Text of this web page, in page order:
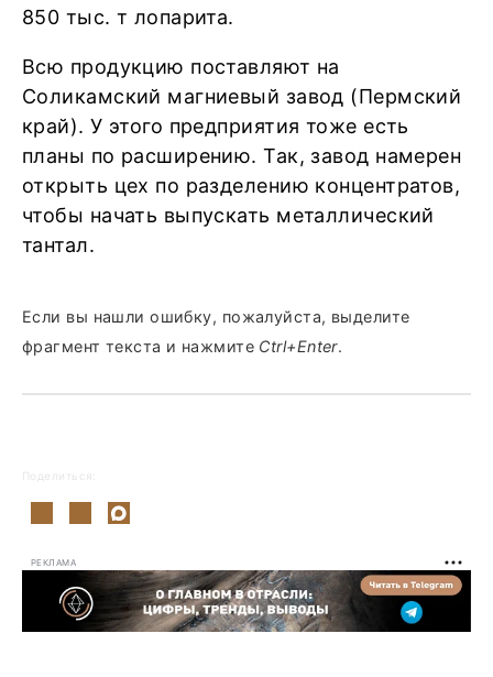
850 тыс. т лопарита.
Всю продукцию поставляют на
Соликамский магниевый завод (Пермский
край). У этого предприятия тоже есть
планы по расширению. Так, завод намерен
открыть цех по разделению концентратов,
чтобы начать выпускать металлический
тантал.
Если вы нашли ошибку, пожалуйста, выделите
фрагмент текста и нажмите Ctrl+Enter.
Поделиться:
РЕКЛАМА